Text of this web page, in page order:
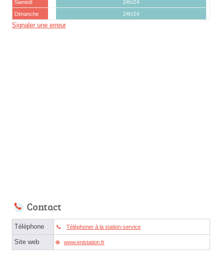
Samedi
24h/24
Dimanche
24h/24
Signaler une erreur
Contact
Téléphone Téléphoner à la station-service
Site web www.enistation.fr